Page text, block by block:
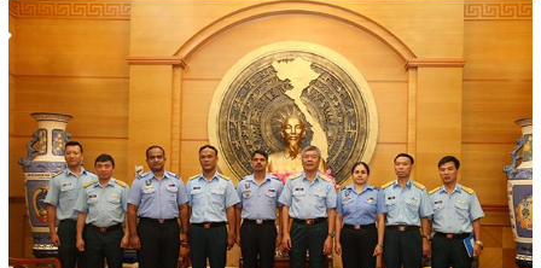
chức năng Quân chủng.